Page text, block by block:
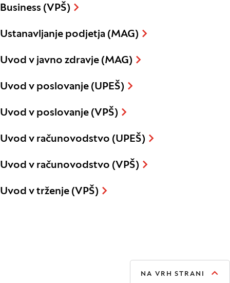
Business (VPŠ)
Ustanavljanje podjetja (MAG)
Uvod v javno zdravje (MAG)
Uvod v poslovanje (UPEŠ)
Uvod v poslovanje (VPŠ)
Uvod v računovodstvo (UPEŠ)
Uvod v računovodstvo (VPŠ)
Uvod v trženje (VPŠ)
NA VRH STRANI